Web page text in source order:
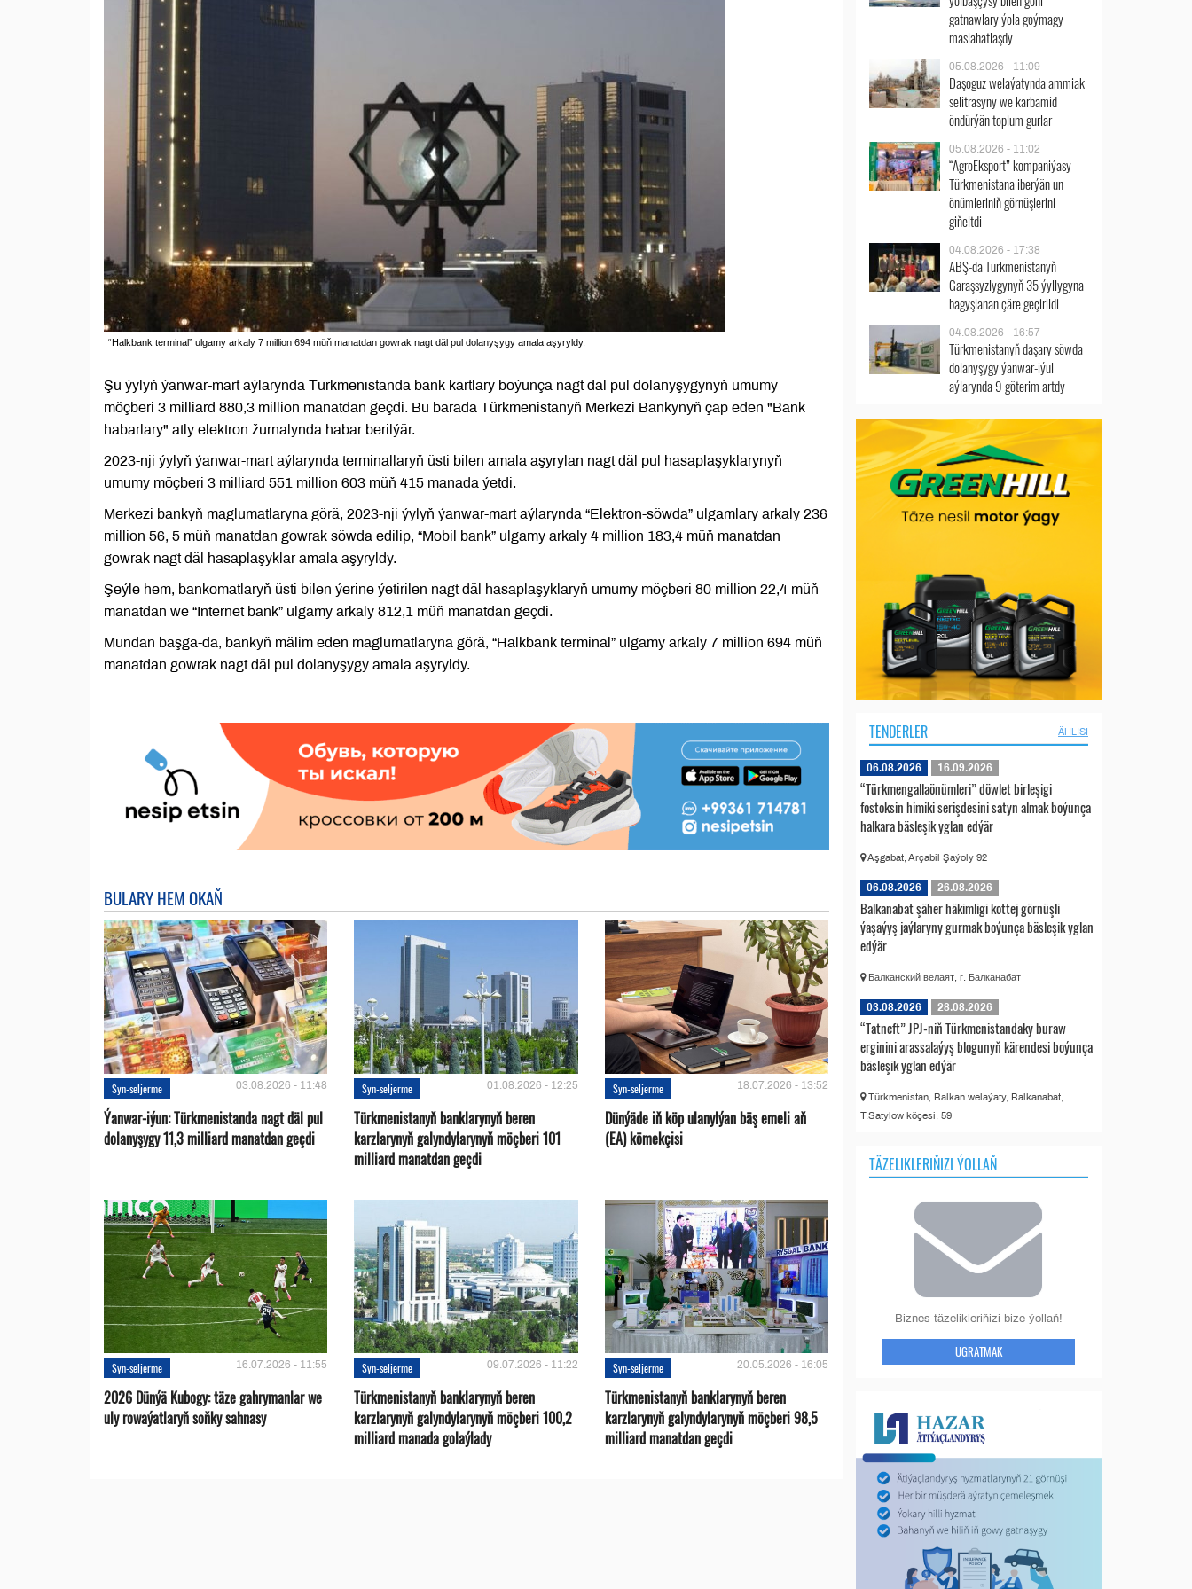
“Halkbank terminal” ulgamy arkaly 7 million 694 müň manatdan gowrak nagt däl pul dolanyşygy amala aşyryldy.
Şu ýylyň ýanwar-mart aýlarynda Türkmenistanda bank kartlary boýunça nagt däl pul dolanyşygynyň umumy
möçberi 3 milliard 880,3 million manatdan geçdi. Bu barada Türkmenistanyň Merkezi Bankynyň çap eden "Bank
habarlary" atly elektron žurnalynda habar berilýär.
2023-nji ýylyň ýanwar-mart aýlarynda terminallaryň üsti bilen amala aşyrylan nagt däl pul hasaplaşyklarynyň
umumy möçberi 3 milliard 551 million 603 müň 415 manada ýetdi.
Merkezi bankyň maglumatlaryna görä, 2023-nji ýylyň ýanwar-mart aýlarynda “Elektron-söwda” ulgamlary arkaly 236
million 56, 5 müň manatdan gowrak söwda edilip, “Mobil bank” ulgamy arkaly 4 million 183,4 müň manatdan
gowrak nagt däl hasaplaşyklar amala aşyryldy.
Şeýle hem, bankomatlaryň üsti bilen ýerine ýetirilen nagt däl hasaplaşyklaryň umumy möçberi 80 million 22,4 müň
manatdan we “Internet bank” ulgamy arkaly 812,1 müň manatdan geçdi.
Mundan başga-da, bankyň mälim eden maglumatlaryna görä, “Halkbank terminal” ulgamy arkaly 7 million 694 müň
manatdan gowrak nagt däl pul dolanyşygy amala aşyryldy.
BULARY HEM OKAŇ
Syn-seljerme 03.08.2026 - 11:48
Ýanwar-iýun: Türkmenistanda nagt däl pul
dolanyşygy 11,3 milliard manatdan geçdi
Syn-seljerme 01.08.2026 - 12:25
Türkmenistanyň banklarynyň beren
karzlarynyň galyndylarynyň möçberi 101
milliard manatdan geçdi
Syn-seljerme 18.07.2026 - 13:52
Dünýäde iň köp ulanylýan bäş emeli aň
(EA) kömekçisi
Syn-seljerme 16.07.2026 - 11:55
2026 Dünýä Kubogy: täze gahrymanlar we
uly rowaýatlaryň soňky sahnasy
Syn-seljerme 09.07.2026 - 11:22
Türkmenistanyň banklarynyň beren
karzlarynyň galyndylarynyň möçberi 100,2
milliard manada golaýlady
Syn-seljerme 20.05.2026 - 16:05
Türkmenistanyň banklarynyň beren
karzlarynyň galyndylarynyň möçberi 98,5
milliard manatdan geçdi
gatnawlary ýola goýmagy
maslahatlaşdy
05.08.2026 - 11:09
Daşoguz welaýatynda ammiak
selitrasyny we karbamid
öndürýän toplum gurlar
05.08.2026 - 11:02
“AgroEksport” kompaniýasy
Türkmenistana iberýän un
önümleriniň görnüşlerini
giňeltdi
04.08.2026 - 17:38
ABŞ-da Türkmenistanyň
Garaşsyzlygynyň 35 ýyllygyna
bagyşlanan çäre geçirildi
04.08.2026 - 16:57
Türkmenistanyň daşary söwda
dolanyşygy ýanwar-iýul
aýlarynda 9 göterim artdy
TENDERLER ÄHLISI
06.08.2026 16.09.2026
“Türkmengallaönümleri” döwlet birleşigi
fostoksin himiki serişdesini satyn almak boýunça
halkara bäsleşik yglan edýär
Aşgabat, Arçabil Şaýoly 92
06.08.2026 26.08.2026
Balkanabat şäher häkimligi kottej görnüşli
ýaşaýyş jaýlaryny gurmak boýunça bäsleşik yglan
edýär
Балканский велаят, г. Балканабат
03.08.2026 28.08.2026
“Tatneft” JPJ-niň Türkmenistandaky buraw
erginini arassalaýyş blogunyň kärendesi boýunça
bäsleşik yglan edýär
Türkmenistan, Balkan welaýaty, Balkanabat,
T.Satylow köçesi, 59
TÄZELIKLERIŇIZI ÝOLLAŇ
Biznes täzelikleriňizi bize ýollaň!
UGRATMAK